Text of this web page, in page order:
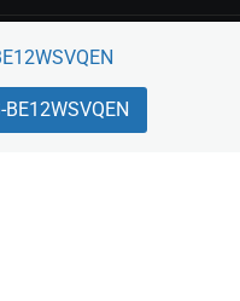
- 2026. All Rights
– Το περιεχόμενο
περί πνευματικών
BE12WSVQEN